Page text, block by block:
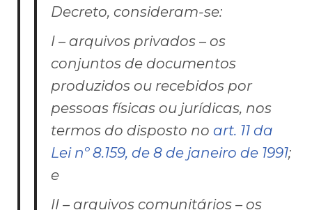
Decreto, consideram-se:
I – arquivos privados – os
conjuntos de documentos
produzidos ou recebidos por
pessoas físicas ou jurídicas, nos
termos do disposto no art. 11 da
Lei nº 8.159, de 8 de janeiro de 1991;
e
II – arquivos comunitários – os